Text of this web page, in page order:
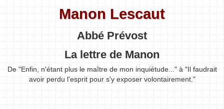
Manon Lescaut
Abbé Prévost
La lettre de Manon
De "Enfin, n'étant plus le maître de mon inquiétude..." à "Il faudrait
avoir perdu l'esprit pour s'y exposer volontairement."